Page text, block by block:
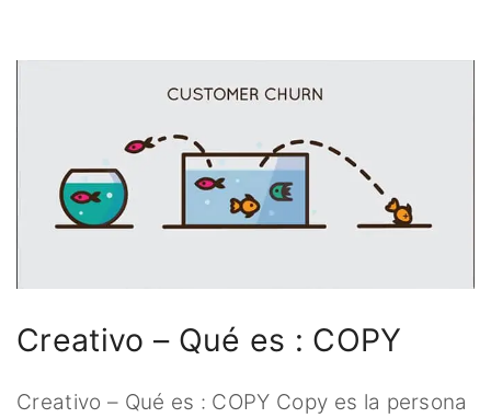
Creativo – Qué es : COPY
Creativo – Qué es : COPY Copy es la persona